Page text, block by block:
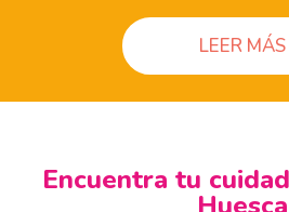
LEER MÁS
Encuentra tu